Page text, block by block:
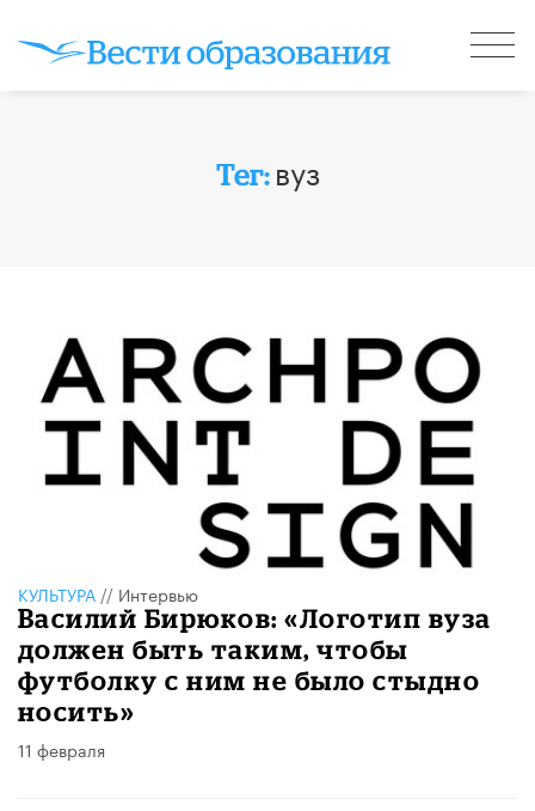
Тег: вуз
КУЛЬТУРА // Интервью
Василий Бирюков: «Логотип вуза
должен быть таким, чтобы
футболку с ним не было стыдно
носить»
11 февраля